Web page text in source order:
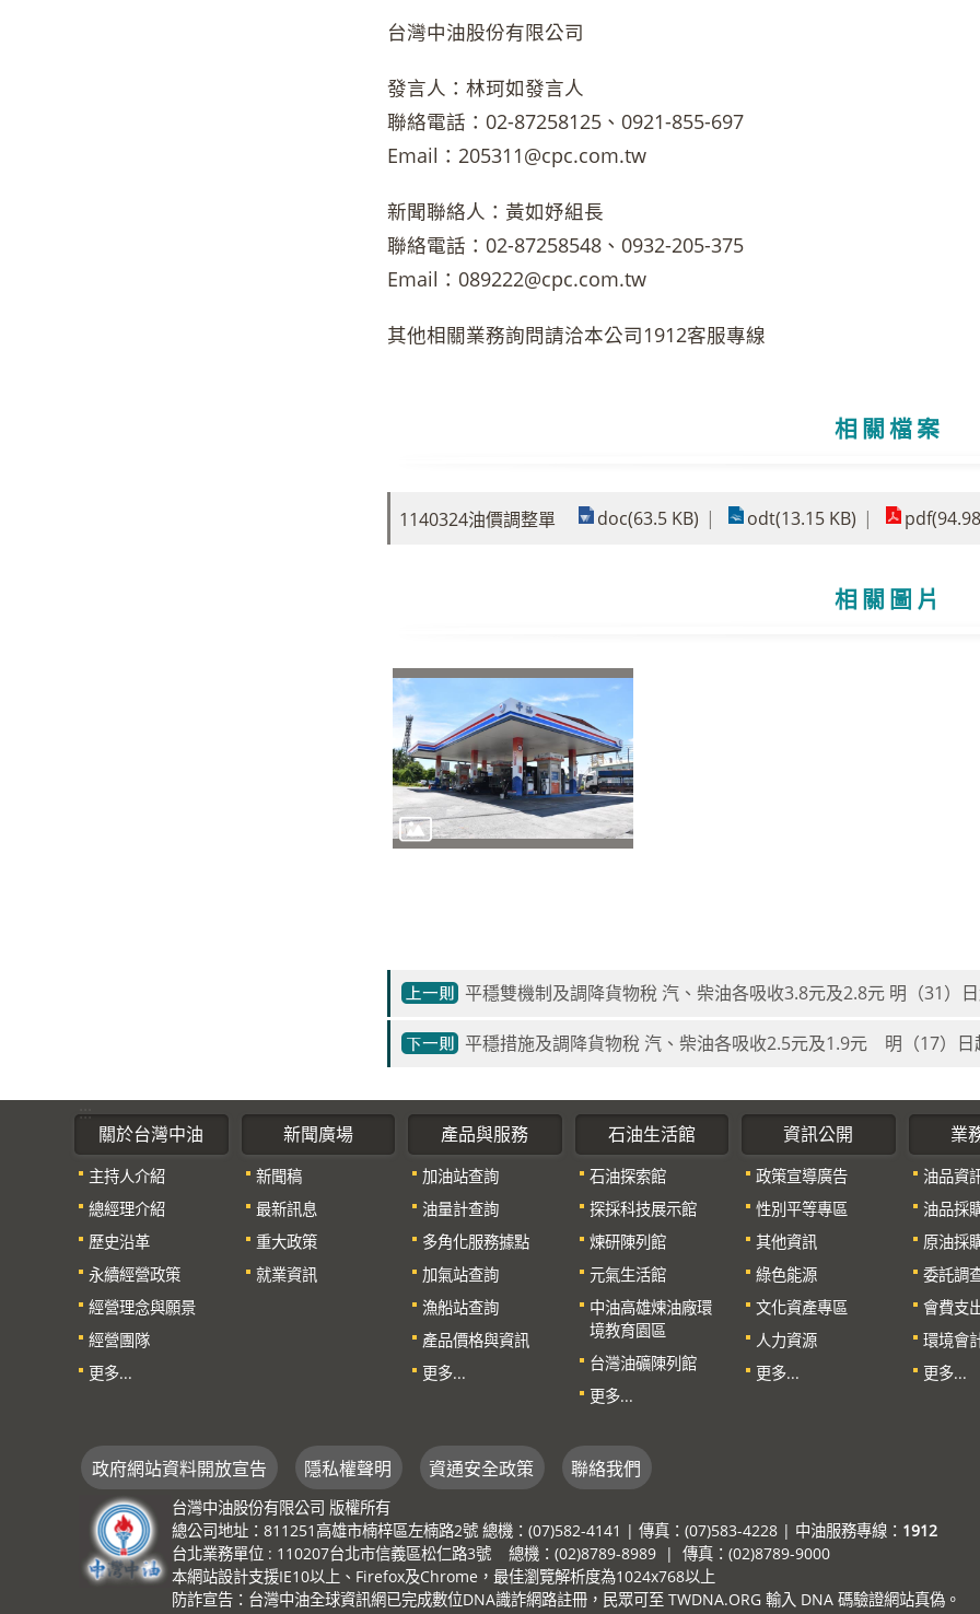
台灣中油股份有限公司
發言人：林珂如發言人
聯絡電話：02-87258125、0921-855-697
Email：205311@cpc.com.tw
新聞聯絡人：黃如妤組長
聯絡電話：02-87258548、0932-205-375
Email：089222@cpc.com.tw
其他相關業務詢問請洽本公司1912客服專線
相關檔案
1140324油價調整單 doc(63.5 KB) odt(13.15 KB)
相關圖片
平穩雙機制及調降貨物稅 汽、柴油各吸收3.8元及2.8元 明（31）
平穩措施及調降貨物稅 汽、柴油各吸收2.5元及1.9元 明（17）
:::
關於台灣中油
主持人介紹
總經理介紹
歷史沿革
永續經營政策
經營理念與願景
經營團隊
更多...
新聞廣場
新聞稿
最新訊息
重大政策
就業資訊
產品與服務
加油站查詢
油量計查詢
多角化服務據點
加氣站查詢
漁船站查詢
產品價格與資訊
更多...
石油生活館
石油探索館
探採科技展示館
煉研陳列館
元氣生活館
中油高雄煉油廠環
境教育園區
台灣油礦陳列館
更多...
資訊公開
政策宣導廣告
性別平等專區
其他資訊
綠色能源
文化資產專區
人力資源
更多...
業
油品資
油品採
原油採
委託調
會費支
環境會
更多...
政府網站資料開放宣告 隱私權聲明 資通安全政策 聯絡我們
台灣中油股份有限公司 版權所有
總公司地址：811251高雄市楠梓區左楠路2號 總機：(07)582-4141 | 傳真：(07)583-4228 | 中油服務專線： 1912
台北業務單位 : 110207台北市信義區松仁路3號 總機：(02)8789-8989 | 傳真：(02)8789-9000
本網站設計支援IE10以上、Firefox及Chrome，最佳瀏覽解析度為1024x768以上
防詐宣告：台灣中油全球資訊網已完成數位DNA識詐網路註冊，民眾可至 TWDNA.ORG 輸入 DNA 碼驗證網站真偽。